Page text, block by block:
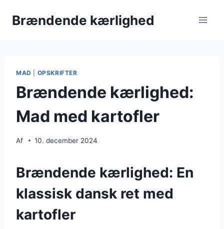
Brændende kærlighed
MAD OPSKRIFTER
Brændende kærlighed:
Mad med kartofler
Af 10. december 2024
Brændende kærlighed: En
klassisk dansk ret med
kartofler